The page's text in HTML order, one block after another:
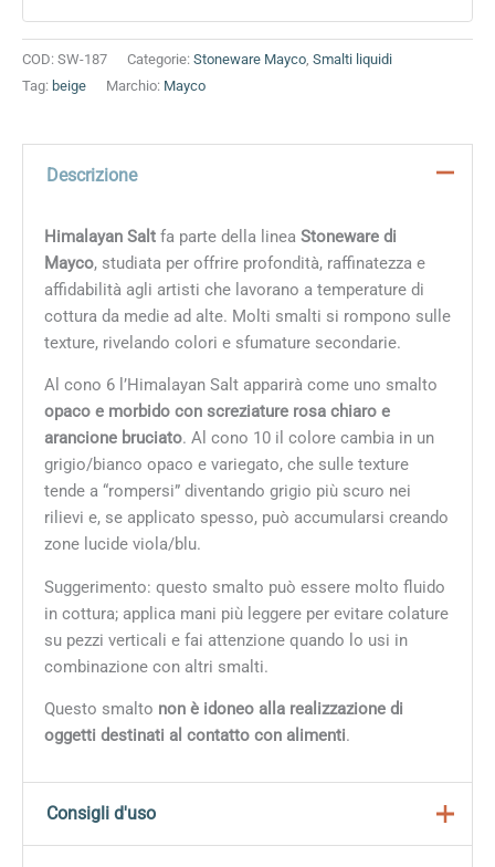
COD: SW-187 Categorie: Stoneware Mayco, Smalti liquidi
Tag: beige Marchio: Mayco
Descrizione
Himalayan Salt fa parte della linea Stoneware di
Mayco, studiata per offrire profondità, raffinatezza e
affidabilità agli artisti che lavorano a temperature di
cottura da medie ad alte. Molti smalti si rompono sulle
texture, rivelando colori e sfumature secondarie.
Al cono 6 l’Himalayan Salt apparirà come uno smalto
opaco e morbido con screziature rosa chiaro e
arancione bruciato. Al cono 10 il colore cambia in un
grigio/bianco opaco e variegato, che sulle texture
tende a “rompersi” diventando grigio più scuro nei
rilievi e, se applicato spesso, può accumularsi creando
zone lucide viola/blu.
Suggerimento: questo smalto può essere molto fluido
in cottura; applica mani più leggere per evitare colature
su pezzi verticali e fai attenzione quando lo usi in
combinazione con altri smalti.
Questo smalto non è idoneo alla realizzazione di
oggetti destinati al contatto con alimenti.
Consigli d'uso